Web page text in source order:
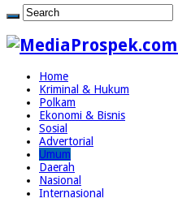
Home
Kriminal & Hukum
Polkam
Ekonomi & Bisnis
Sosial
Advertorial
Umum
Daerah
Nasional
Internasional